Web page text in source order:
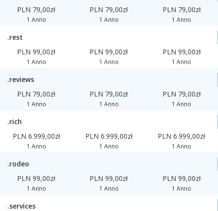
PLN 79,00zł
1 Anno
PLN 79,00zł
1 Anno
PLN 79,00zł
1 Anno
.rest
PLN 99,00zł
1 Anno
PLN 99,00zł
1 Anno
PLN 99,00zł
1 Anno
.reviews
PLN 79,00zł
1 Anno
PLN 79,00zł
1 Anno
PLN 79,00zł
1 Anno
.rich
PLN 6.999,00zł
1 Anno
PLN 6.999,00zł
1 Anno
PLN 6.999,00zł
1 Anno
.rodeo
PLN 99,00zł
1 Anno
PLN 99,00zł
1 Anno
PLN 99,00zł
1 Anno
.services